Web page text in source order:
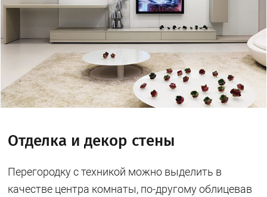
Отделка и декор стены
Перегородку с техникой можно выделить в
качестве центра комнаты, по-другому облицевав